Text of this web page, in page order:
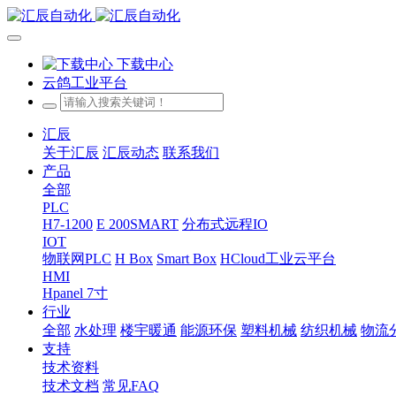
下载中心
云鸽工业平台
汇辰
关于汇辰 汇辰动态 联系我们
产品
全部
PLC
H7-1200 E 200SMART 分布式远程IO
IOT
物联网PLC H Box Smart Box HCloud工业云平台
HMI
Hpanel 7寸
行业
全部 水处理 楼宇暖通 能源环保 塑料机械 纺织机械 物流
支持
技术资料
技术文档 常见FAQ